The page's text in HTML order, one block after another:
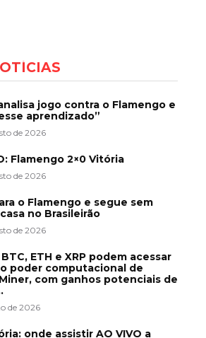
jogo contra o Flamengo e
aprendizado”
de 2026
Flamengo 2×0 Vitória
de 2026
o Flamengo e segue sem
no Brasileirão
de 2026
ETH e XRP podem acessar
poder computacional de
com ganhos potenciais de
de 2026
onde assistir AO VIVO a